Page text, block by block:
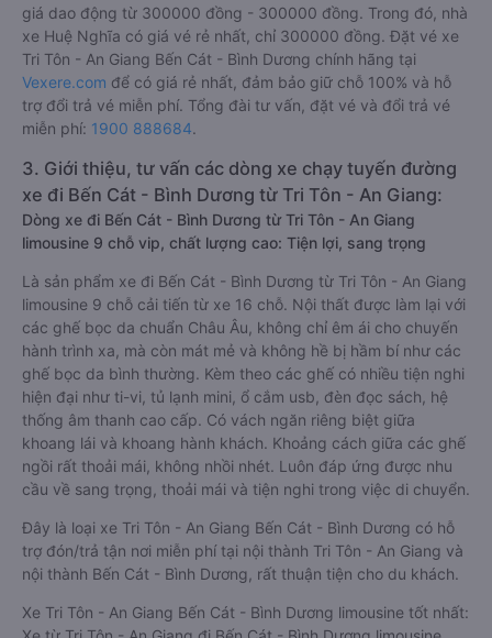
giá dao động từ 300000 đồng - 300000 đồng. Trong đó, nhà
xe Huệ Nghĩa có giá vé rẻ nhất, chỉ 300000 đồng. Đặt vé xe
Tri Tôn - An Giang Bến Cát - Bình Dương chính hãng tại
Vexere.com để có giá rẻ nhất, đảm bảo giữ chỗ 100% và hỗ
trợ đổi trả vé miễn phí. Tổng đài tư vấn, đặt vé và đổi trả vé
miễn phí: 1900 888684.
3. Giới thiệu, tư vấn các dòng xe chạy tuyến đường
xe đi Bến Cát - Bình Dương từ Tri Tôn - An Giang:
Dòng xe đi Bến Cát - Bình Dương từ Tri Tôn - An Giang
limousine 9 chỗ vip, chất lượng cao: Tiện lợi, sang trọng
Là sản phẩm xe đi Bến Cát - Bình Dương từ Tri Tôn - An Giang
limousine 9 chỗ cải tiến từ xe 16 chỗ. Nội thất được làm lại với
các ghế bọc da chuẩn Châu Âu, không chỉ êm ái cho chuyến
hành trình xa, mà còn mát mẻ và không hề bị hầm bí như các
ghế bọc da bình thường. Kèm theo các ghế có nhiều tiện nghi
hiện đại như ti-vi, tủ lạnh mini, ổ cắm usb, đèn đọc sách, hệ
thống âm thanh cao cấp. Có vách ngăn riêng biệt giữa
khoang lái và khoang hành khách. Khoảng cách giữa các ghế
ngồi rất thoải mái, không nhồi nhét. Luôn đáp ứng được nhu
cầu về sang trọng, thoải mái và tiện nghi trong việc di chuyển.
Đây là loại xe Tri Tôn - An Giang Bến Cát - Bình Dương có hỗ
trợ đón/trả tận nơi miễn phí tại nội thành Tri Tôn - An Giang và
nội thành Bến Cát - Bình Dương, rất thuận tiện cho du khách.
Xe Tri Tôn - An Giang Bến Cát - Bình Dương limousine tốt nhất: